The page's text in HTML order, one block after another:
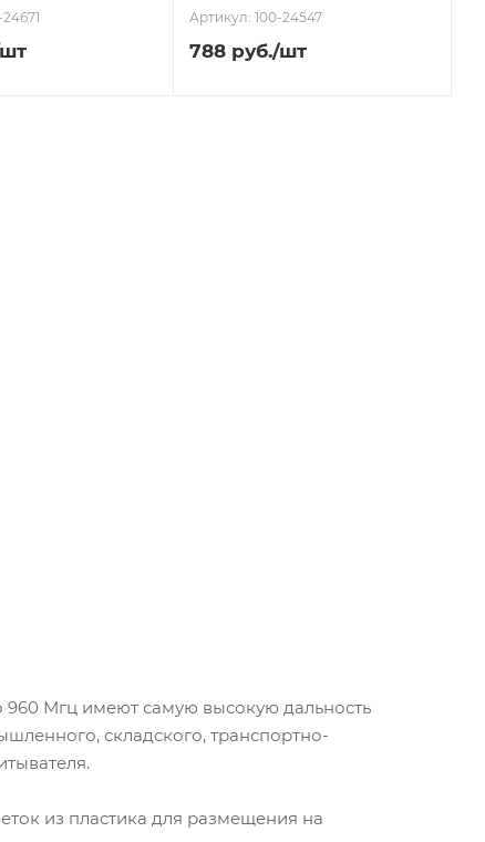
Артикул: 100-24547
788руб./шт
960 Мгц имеют самую высокую дальность
складского, транспортно-
из пластика для размещения на